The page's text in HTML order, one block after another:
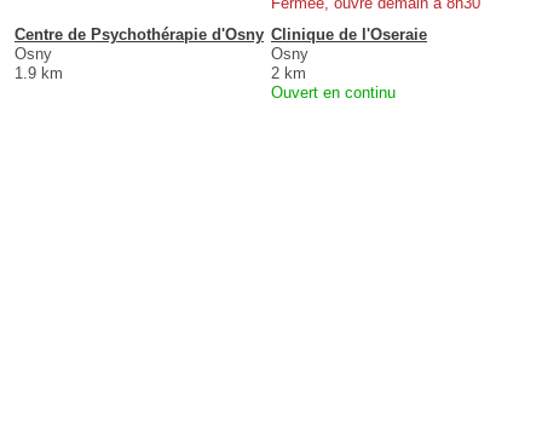
Centre de Psychothérapie d'Osny
Osny
1.9 km
Clinique de l'Oseraie
Osny
2 km
Ouvert en continu